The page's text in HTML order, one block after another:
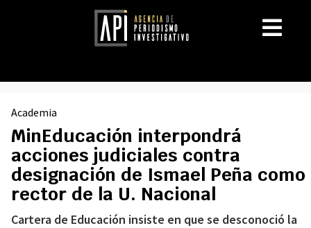
Academia
MinEducación interpondrá
acciones judiciales contra
designación de Ismael Peña como
rector de la U. Nacional
Cartera de Educación insiste en que se desconoció la